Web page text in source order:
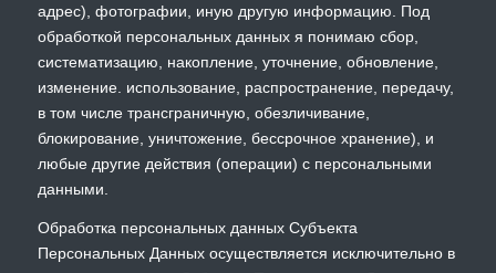
адрес), фотографии, иную другую информацию. Под
обработкой персональных данных я понимаю сбор,
систематизацию, накопление, уточнение, обновление,
изменение. использование, распространение, передачу,
в том числе трансграничную, обезличивание,
блокирование, уничтожение, бессрочное хранение), и
любые другие действия (операции) с персональными
данными.
Обработка персональных данных Субъекта
Персональных Данных осуществляется исключительно в